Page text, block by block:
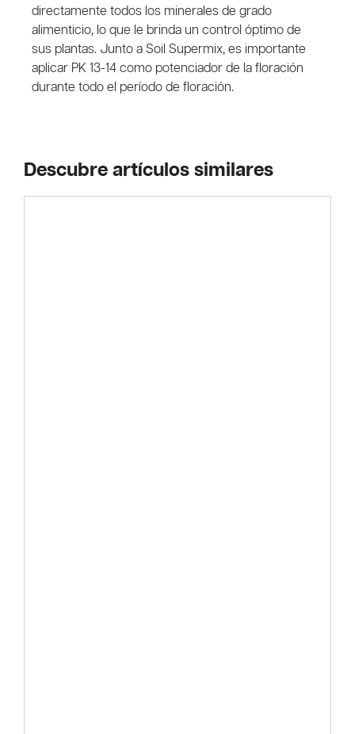
directamente todos los minerales de grado
alimenticio, lo que le brinda un control óptimo de
sus plantas. Junto a Soil Supermix, es importante
aplicar PK 13-14 como potenciador de la floración
durante todo el período de floración.
Descubre artículos similares